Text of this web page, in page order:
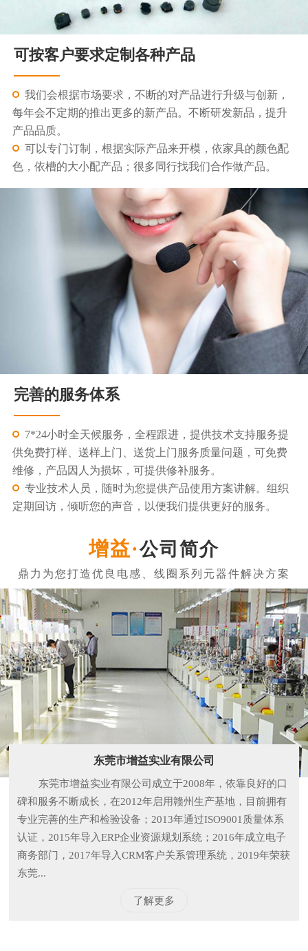
可按客户要求定制各种产品
我们会根据市场要求，不断的对产品进行升级与创新，
每年会不定期的推出更多的新产品。不断研发新品，提升
产品品质。
可以专门订制，根据实际产品来开模，依家具的颜色配
色，依槽的大小配产品；很多同行找我们合作做产品。
完善的服务体系
7*24小时全天候服务，全程跟进，提供技术支持服务提
供免费打样、送样上门、送货上门服务质量问题，可免费
维修，产品因人为损坏，可提供修补服务。
专业技术人员，随时为您提供产品使用方案讲解。组织
定期回访，倾听您的声音，以便我们提供更好的服务。
公司简介
东莞市增益实业有限公司
东莞市增益实业有限公司成立于2008年，依靠良好的口
碑和服务不断成长，在2012年启用赣州生产基地，目前拥有
专业完善的生产和检验设备；2013年通过ISO9001质量体系
认证，2015年导入ERP企业资源规划系统；2016年成立电子
商务部门，2017年导入CRM客户关系管理系统，2019年荣获
东莞...
了解更多